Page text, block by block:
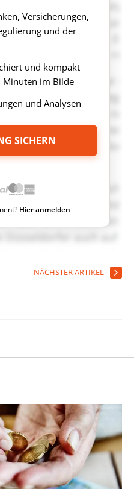
Versicherungen,
und der
und kompakt
Minuten im Bilde
und Analysen
SICHERN
Hier anmelden
NÄCHSTER ARTIKEL